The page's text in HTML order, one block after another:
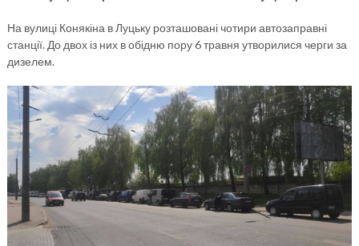
На вулиці Конякіна в Луцьку розташовані чотири автозаправні
станції. До двох із них в обідню пору 6 травня утворилися черги за
дизелем.